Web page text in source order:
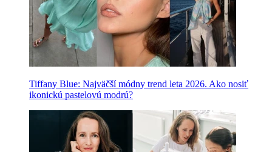
Tiffany Blue: Najväčší módny trend leta 2026. Ako nosiť
ikonickú pastelovú modrú?